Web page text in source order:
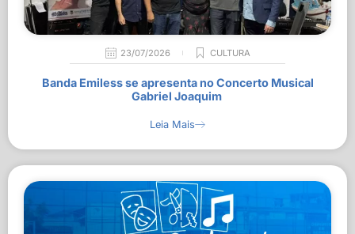
23/07/2026 CULTURA
Banda Emiless se apresenta no Concerto Musical
Gabriel Joaquim
Leia Mais